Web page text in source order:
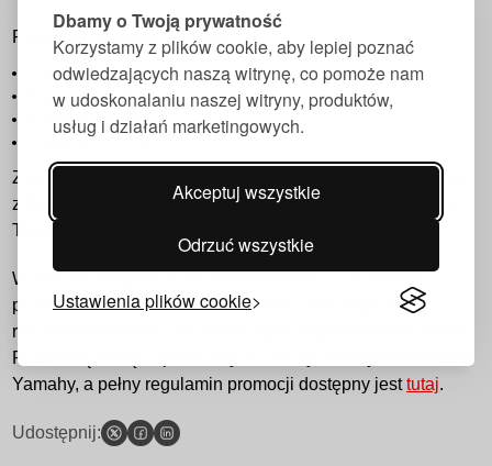
Dbamy o Twoją prywatność
Korzystamy z plików cookie, aby lepiej poznać
odwiedzających naszą witrynę, co pomoże nam
w udoskonalaniu naszej witryny, produktów,
usług i działań marketingowych.
Akceptuj wszystkie
Odrzuć wszystkie
Ustawienia plików cookie
Promocja obejmuje modele:
Tracer 7 2024
Tracer 7 GT 2024
Tracer 9 GT 2024
Tracer 9 GT+ 2024
Zyskaj jeszcze więcej funkcjonalności i wygody w pakiecie
z dynamicznym, sportowo-turystycznym charakterem serii
TRACER.
W dniu 20 sierpnia 2025 przedłużyliśmy czas trwania
promocji do 30 września br. Podane ceny dotyczą
rekomendowanych cen detalicznych wymienionych modeli.
Po finalną ofertę zapraszamy do autoryzowanych Dealerów
Yamahy, a pełny regulamin promocji dostępny jesttutaj.
Udostępnij: